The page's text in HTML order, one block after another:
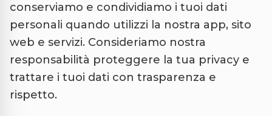
conserviamo e condividiamo i tuoi dati
personali quando utilizzi la nostra app, sito
web e servizi. Consideriamo nostra
responsabilità proteggere la tua privacy e
trattare i tuoi dati con trasparenza e
rispetto.